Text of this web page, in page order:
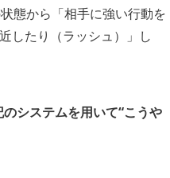
態から「相手に強い行動を
したり（ラッシュ）」し
システムを用いて“こうや